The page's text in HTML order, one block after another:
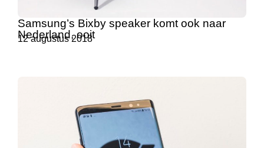
Samsung’s Bixby speaker komt ook naar
Nederland, ooit
12 augustus 2018